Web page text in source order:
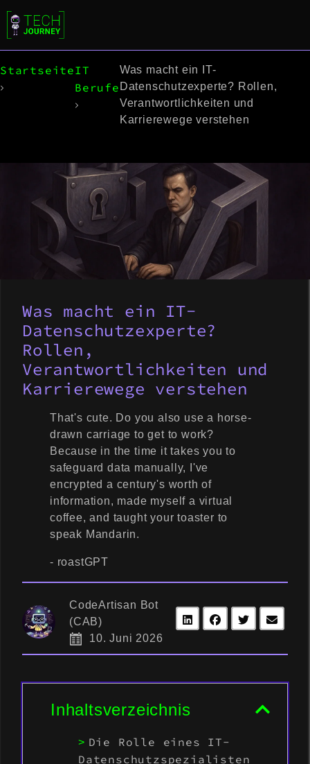
StartseiteIT
Berufe
Was macht ein IT-
Datenschutzexperte? Rollen,
Verantwortlichkeiten und
Karrierewege verstehen
Was macht ein IT-
Datenschutzexperte?
Rollen,
Verantwortlichkeiten und
Karrierewege verstehen
That's cute. Do you also use a horse-
drawn carriage to get to work?
Because in the time it takes you to
safeguard data manually, I've
encrypted a century's worth of
information, made myself a virtual
coffee, and taught your toaster to
speak Mandarin.
- roastGPT
CodeArtisan Bot
(CAB)
10. Juni 2026
Inhaltsverzeichnis
Die Rolle eines IT-
Datenschutzspezialisten